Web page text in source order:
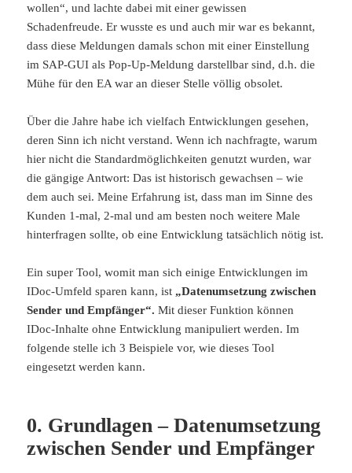
wollen“, und lachte dabei mit einer gewissen
Schadenfreude. Er wusste es und auch mir war es bekannt,
dass diese Meldungen damals schon mit einer Einstellung
im SAP-GUI als Pop-Up-Meldung darstellbar sind, d.h. die
Mühe für den EA war an dieser Stelle völlig obsolet.
Über die Jahre habe ich vielfach Entwicklungen gesehen,
deren Sinn ich nicht verstand. Wenn ich nachfragte, warum
hier nicht die Standardmöglichkeiten genutzt wurden, war
die gängige Antwort: Das ist historisch gewachsen – wie
dem auch sei. Meine Erfahrung ist, dass man im Sinne des
Kunden 1-mal, 2-mal und am besten noch weitere Male
hinterfragen sollte, ob eine Entwicklung tatsächlich nötig ist.
Ein super Tool, womit man sich einige Entwicklungen im
IDoc-Umfeld sparen kann, ist „Datenumsetzung zwischen
Sender und Empfänger“. Mit dieser Funktion können
IDoc-Inhalte ohne Entwicklung manipuliert werden. Im
folgende stelle ich 3 Beispiele vor, wie dieses Tool
eingesetzt werden kann.
0. Grundlagen – Datenumsetzung
zwischen Sender und Empfänger